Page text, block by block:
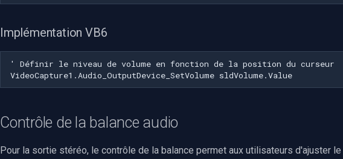
Implémentation VB6
Contrôle de la balance audio
Pour la sortie stéréo, le contrôle de la balance permet aux utilisateurs d'ajuster